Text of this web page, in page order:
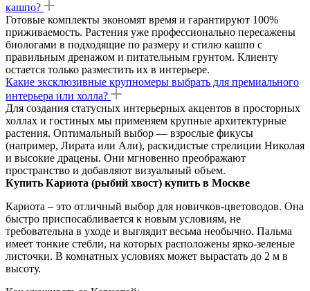
кашпо?
Готовые комплекты экономят время и гарантируют 100%
приживаемость. Растения уже профессионально пересажены
биологами в подходящие по размеру и стилю кашпо с
правильным дренажом и питательным грунтом. Клиенту
остается только разместить их в интерьере.
Какие эксклюзивные крупномеры выбрать для премиального
интерьера или холла?
Для создания статусных интерьерных акцентов в просторных
холлах и гостиных мы применяем крупные архитектурные
растения. Оптимальный выбор — взрослые фикусы
(например, Лирата или Али), раскидистые стрелиции Николая
и высокие драцены. Они мгновенно преображают
пространство и добавляют визуальный объем.
Купить Кариота (рыбий хвост) купить в Москве
Кариота – это отличный выбор для новичков-цветоводов. Она
быстро приспосабливается к новым условиям, не
требовательна в уходе и выглядит весьма необычно. Пальма
имеет тонкие стебли, на которых расположены ярко-зеленые
листочки. В комнатных условиях может вырастать до 2 м в
высоту.